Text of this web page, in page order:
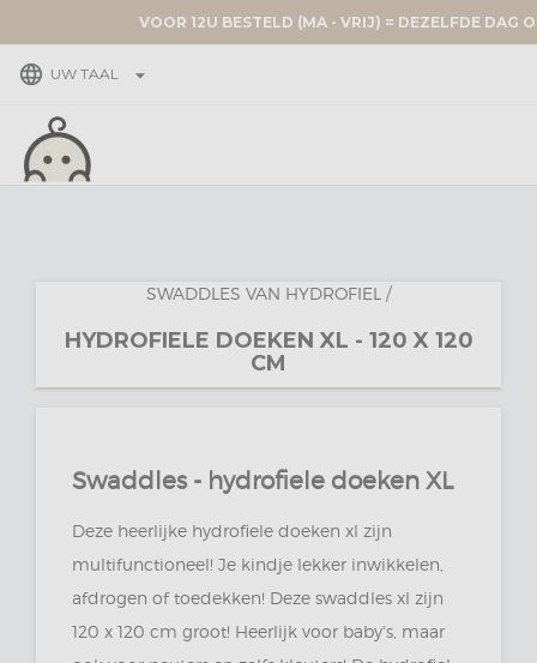
VOOR 12U BESTELD (MA - VRIJ) = DEZELFDE DAG
language UW TAAL arrow_drop_down
SWADDLES VAN HYDROFIEL /
HYDROFIELE DOEKEN XL - 120 X 120
CM
Swaddles - hydrofiele doeken XL
Deze heerlijke hydrofiele doeken xl zijn
multifunctioneel! Je kindje lekker inwikkelen,
afdrogen of toedekken! Deze swaddles xl zijn
120 x 120 cm groot! Heerlijk voor baby's, maar